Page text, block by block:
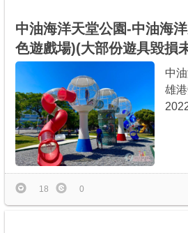
中油海洋天堂公園-中油海
色遊戲場)(大部份遊具毀損
中
雄
18 0